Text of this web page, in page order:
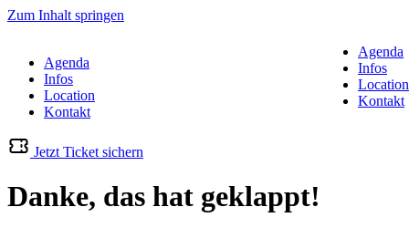
Zum Inhalt springen
Agenda
Infos
Location
Kontakt
Agenda
Infos
Location
Kontakt
Jetzt Ticket sichern
Danke, das hat geklappt!